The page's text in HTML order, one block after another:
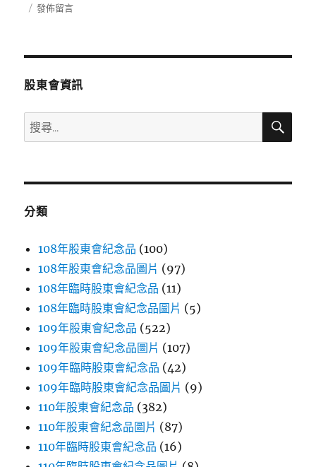
日 在
美
品
沙
威
手
發佈留言
股東會資訊
搜
尋
鍵
搜
分類
108年股東會紀念品 (100)
108年股東會紀念品圖片 (97)
108年臨時股東會紀念品 (11)
108年臨時股東會紀念品圖片 (5)
109年股東會紀念品 (522)
109年股東會紀念品圖片 (107)
109年臨時股東會紀念品 (42)
109年臨時股東會紀念品圖片 (9)
110年股東會紀念品 (382)
110年股東會紀念品圖片 (87)
110年臨時股東會紀念品 (16)